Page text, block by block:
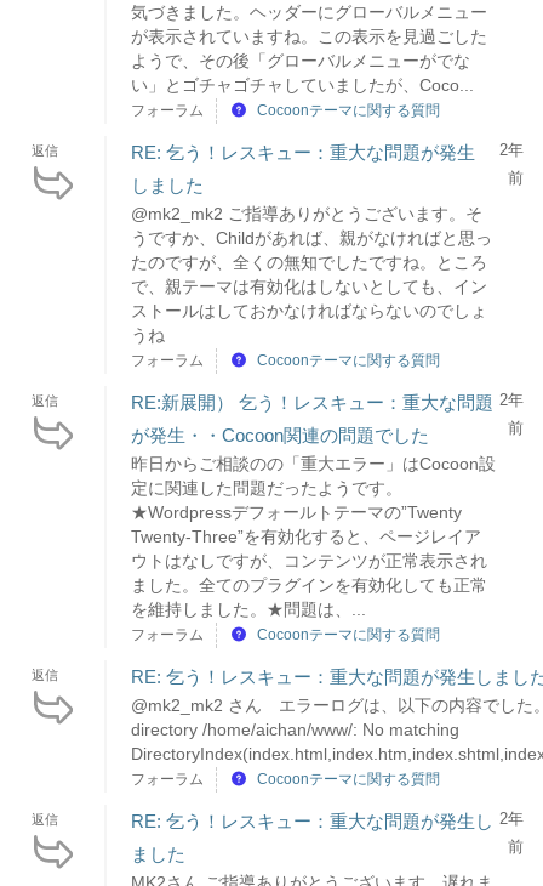
気づきました。ヘッダーにグローバルメニュー
が表示されていますね。この表示を見過ごした
ようで、その後「グローバルメニューがでな
い」とゴチャゴチャしていましたが、Coco...
フォーラム Cocoonテーマに関する質問
返信
RE: 乞う！レスキュー：重大な問題が発生
しました
@mk2_mk2 ご指導ありがとうございます。そ
うですか、Childがあれば、親がなければと思っ
たのですが、全くの無知でしたですね。ところ
で、親テーマは有効化はしないとしても、イン
ストールはしておかなければならないのでしょ
うね
2年
前
フォーラム Cocoonテーマに関する質問
返信
RE:新展開） 乞う！レスキュー：重大な問題
が発生・・Cocoon関連の問題でした
昨日からご相談のの「重大エラー」はCocoon設
定に関連した問題だったようです。
★Wordpressデフォールトテーマの”Twenty
Twenty-Three”を有効化すると、ページレイア
ウトはなしですが、コンテンツが正常表示され
ました。全てのプラグインを有効化しても正常
を維持しました。★問題は、...
2年
前
フォーラム Cocoonテーマに関する質問
返信 RE: 乞う！レスキュー：重大な問題が発生しまし
@mk2_mk2 さん エラーログは、以下の内容でした
directory /home/aichan/www/: No matching
フォーラム Cocoonテーマに関する質問
返信
RE: 乞う！レスキュー：重大な問題が発生し
ました
MK2さん ご指導ありがとうございます。遅れま
2年
前